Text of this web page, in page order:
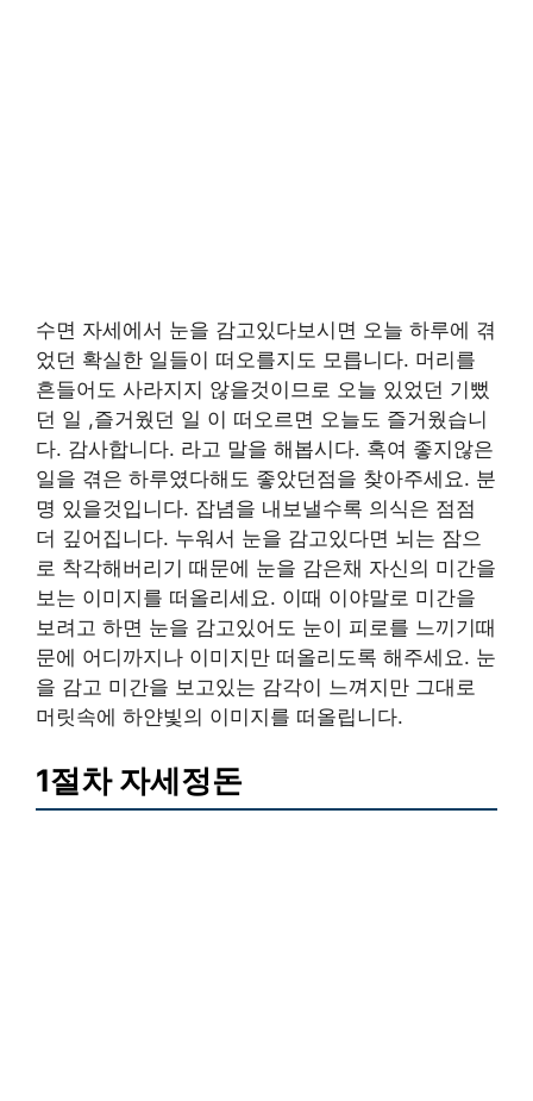
수면 자세에서 눈을 감고있다보시면 오늘 하루에 겪
었던 확실한 일들이 떠오를지도 모릅니다. 머리를
흔들어도 사라지지 않을것이므로 오늘 있었던 기뻤
던 일 ,즐거웠던 일 이 떠오르면 오늘도 즐거웠습니
다. 감사합니다. 라고 말을 해봅시다. 혹여 좋지않은
일을 겪은 하루였다해도 좋았던점을 찾아주세요. 분
명 있을것입니다. 잡념을 내보낼수록 의식은 점점
더 깊어집니다. 누워서 눈을 감고있다면 뇌는 잠으
로 착각해버리기 때문에 눈을 감은채 자신의 미간을
보는 이미지를 떠올리세요. 이때 이야말로 미간을
보려고 하면 눈을 감고있어도 눈이 피로를 느끼기때
문에 어디까지나 이미지만 떠올리도록 해주세요. 눈
을 감고 미간을 보고있는 감각이 느껴지만 그대로
머릿속에 하얀빛의 이미지를 떠올립니다.
1절차 자세정돈